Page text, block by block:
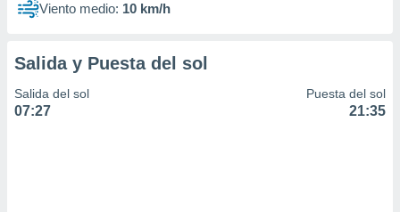
Viento medio: 10 km/h
Salida y Puesta del sol
Salida del sol
07:27
Puesta del sol
21:35